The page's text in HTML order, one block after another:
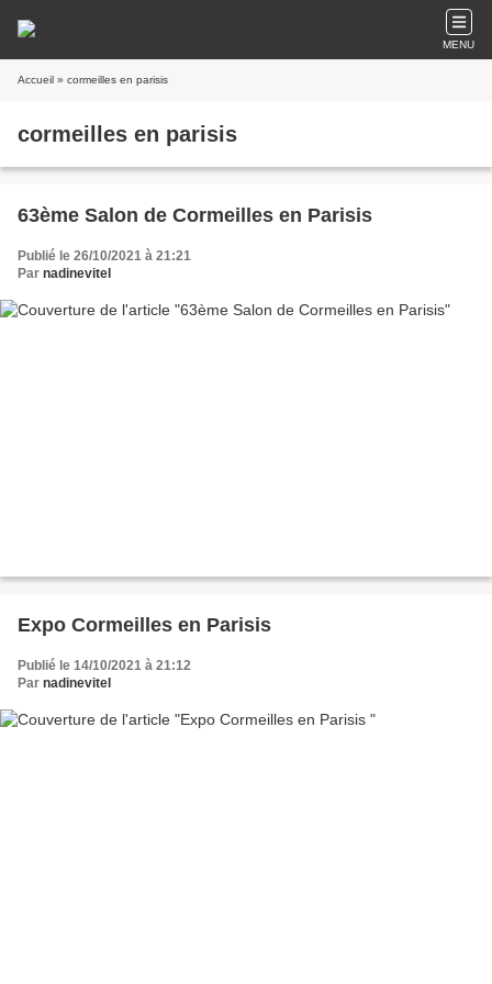
MENU
Accueil » cormeilles en parisis
cormeilles en parisis
63ème Salon de Cormeilles en Parisis
Publié le 26/10/2021 à 21:21
Par nadinevitel
Expo Cormeilles en Parisis
Publié le 14/10/2021 à 21:12
Par nadinevitel